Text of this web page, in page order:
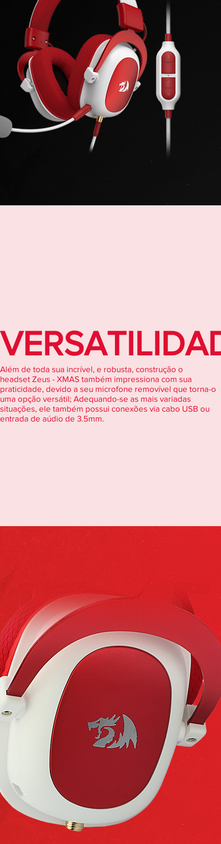
Além de toda sua incrível, e robusta, construção o
headset Zeus - XMAS também impressiona com sua
praticidade, devido a seu microfone removível que torna-o
uma opção versátil; Adequando-se as mais variadas
situações, ele também possui conexões via cabo USB ou
entrada de aúdio de 3.5mm.